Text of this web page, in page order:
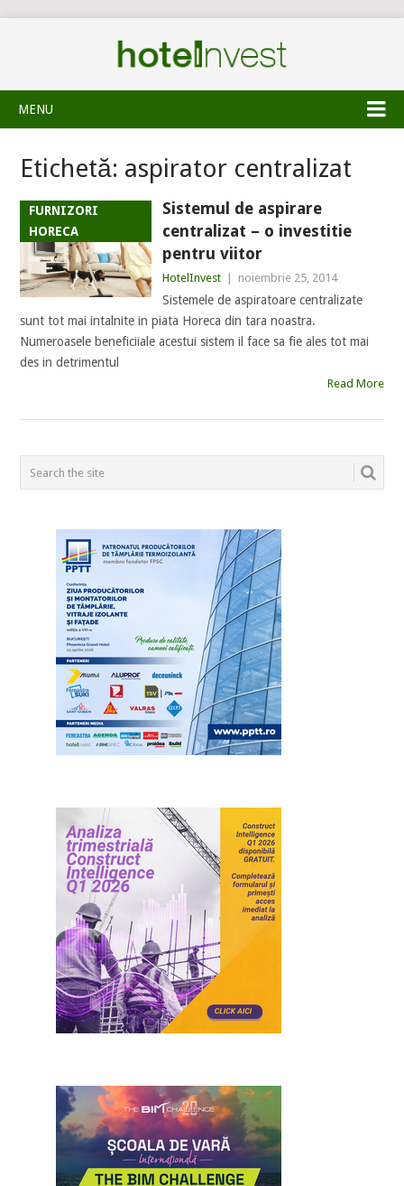
MENU
Etichetă: aspirator centralizat
FURNIZORI
HORECA
Sistemul de aspirare
centralizat – o investitie
pentru viitor
HotelInvest noiembrie 25, 2014
Sistemele de aspiratoare centralizate
sunt tot mai intalnite in piata Horeca din tara noastra.
Numeroasele beneficiiale acestui sistem il face sa fie ales tot mai
des in detrimentul
Read More
POSTS
NAVIGATION